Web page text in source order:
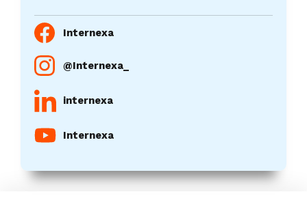
Internexa
@Internexa_
internexa
Internexa